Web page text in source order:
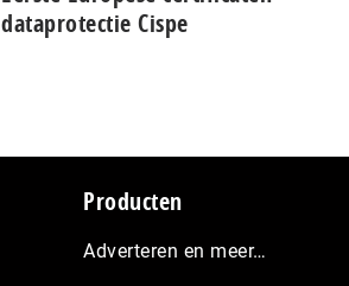
dataprotectie Cispe
Producten
Adverteren en meer…